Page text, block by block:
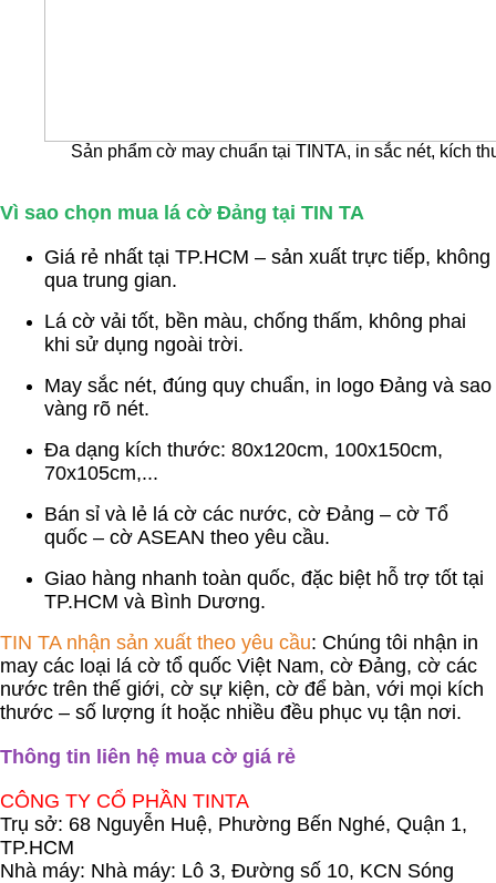
Sản phẩm cờ may chuẩn tại TINTA, in sắc nét, kích
Vì sao chọn mua lá cờ Đảng tại TIN TA
Giá rẻ nhất tại TP.HCM – sản xuất trực tiếp, không
qua trung gian.
Lá cờ vải tốt, bền màu, chống thấm, không phai
khi sử dụng ngoài trời.
May sắc nét, đúng quy chuẩn, in logo Đảng và sao
vàng rõ nét.
Đa dạng kích thước: 80x120cm, 100x150cm,
70x105cm,...
Bán sỉ và lẻ lá cờ các nước, cờ Đảng – cờ Tổ
quốc – cờ ASEAN theo yêu cầu.
Giao hàng nhanh toàn quốc, đặc biệt hỗ trợ tốt tại
TP.HCM và Bình Dương.
TIN TA nhận sản xuất theo yêu cầu: Chúng tôi nhận in
may các loại lá cờ tổ quốc Việt Nam, cờ Đảng, cờ các
nước trên thế giới, cờ sự kiện, cờ để bàn, với mọi kích
thước – số lượng ít hoặc nhiều đều phục vụ tận nơi.
Thông tin liên hệ mua cờ giá rẻ
CÔNG TY CỔ PHẦN TINTA
Trụ sở: 68 Nguyễn Huệ, Phường Bến Nghé, Quận 1,
TP.HCM
Nhà máy: Nhà máy: Lô 3, Đường số 10, KCN Sóng